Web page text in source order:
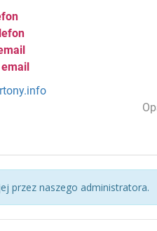
przez naszego administratora.